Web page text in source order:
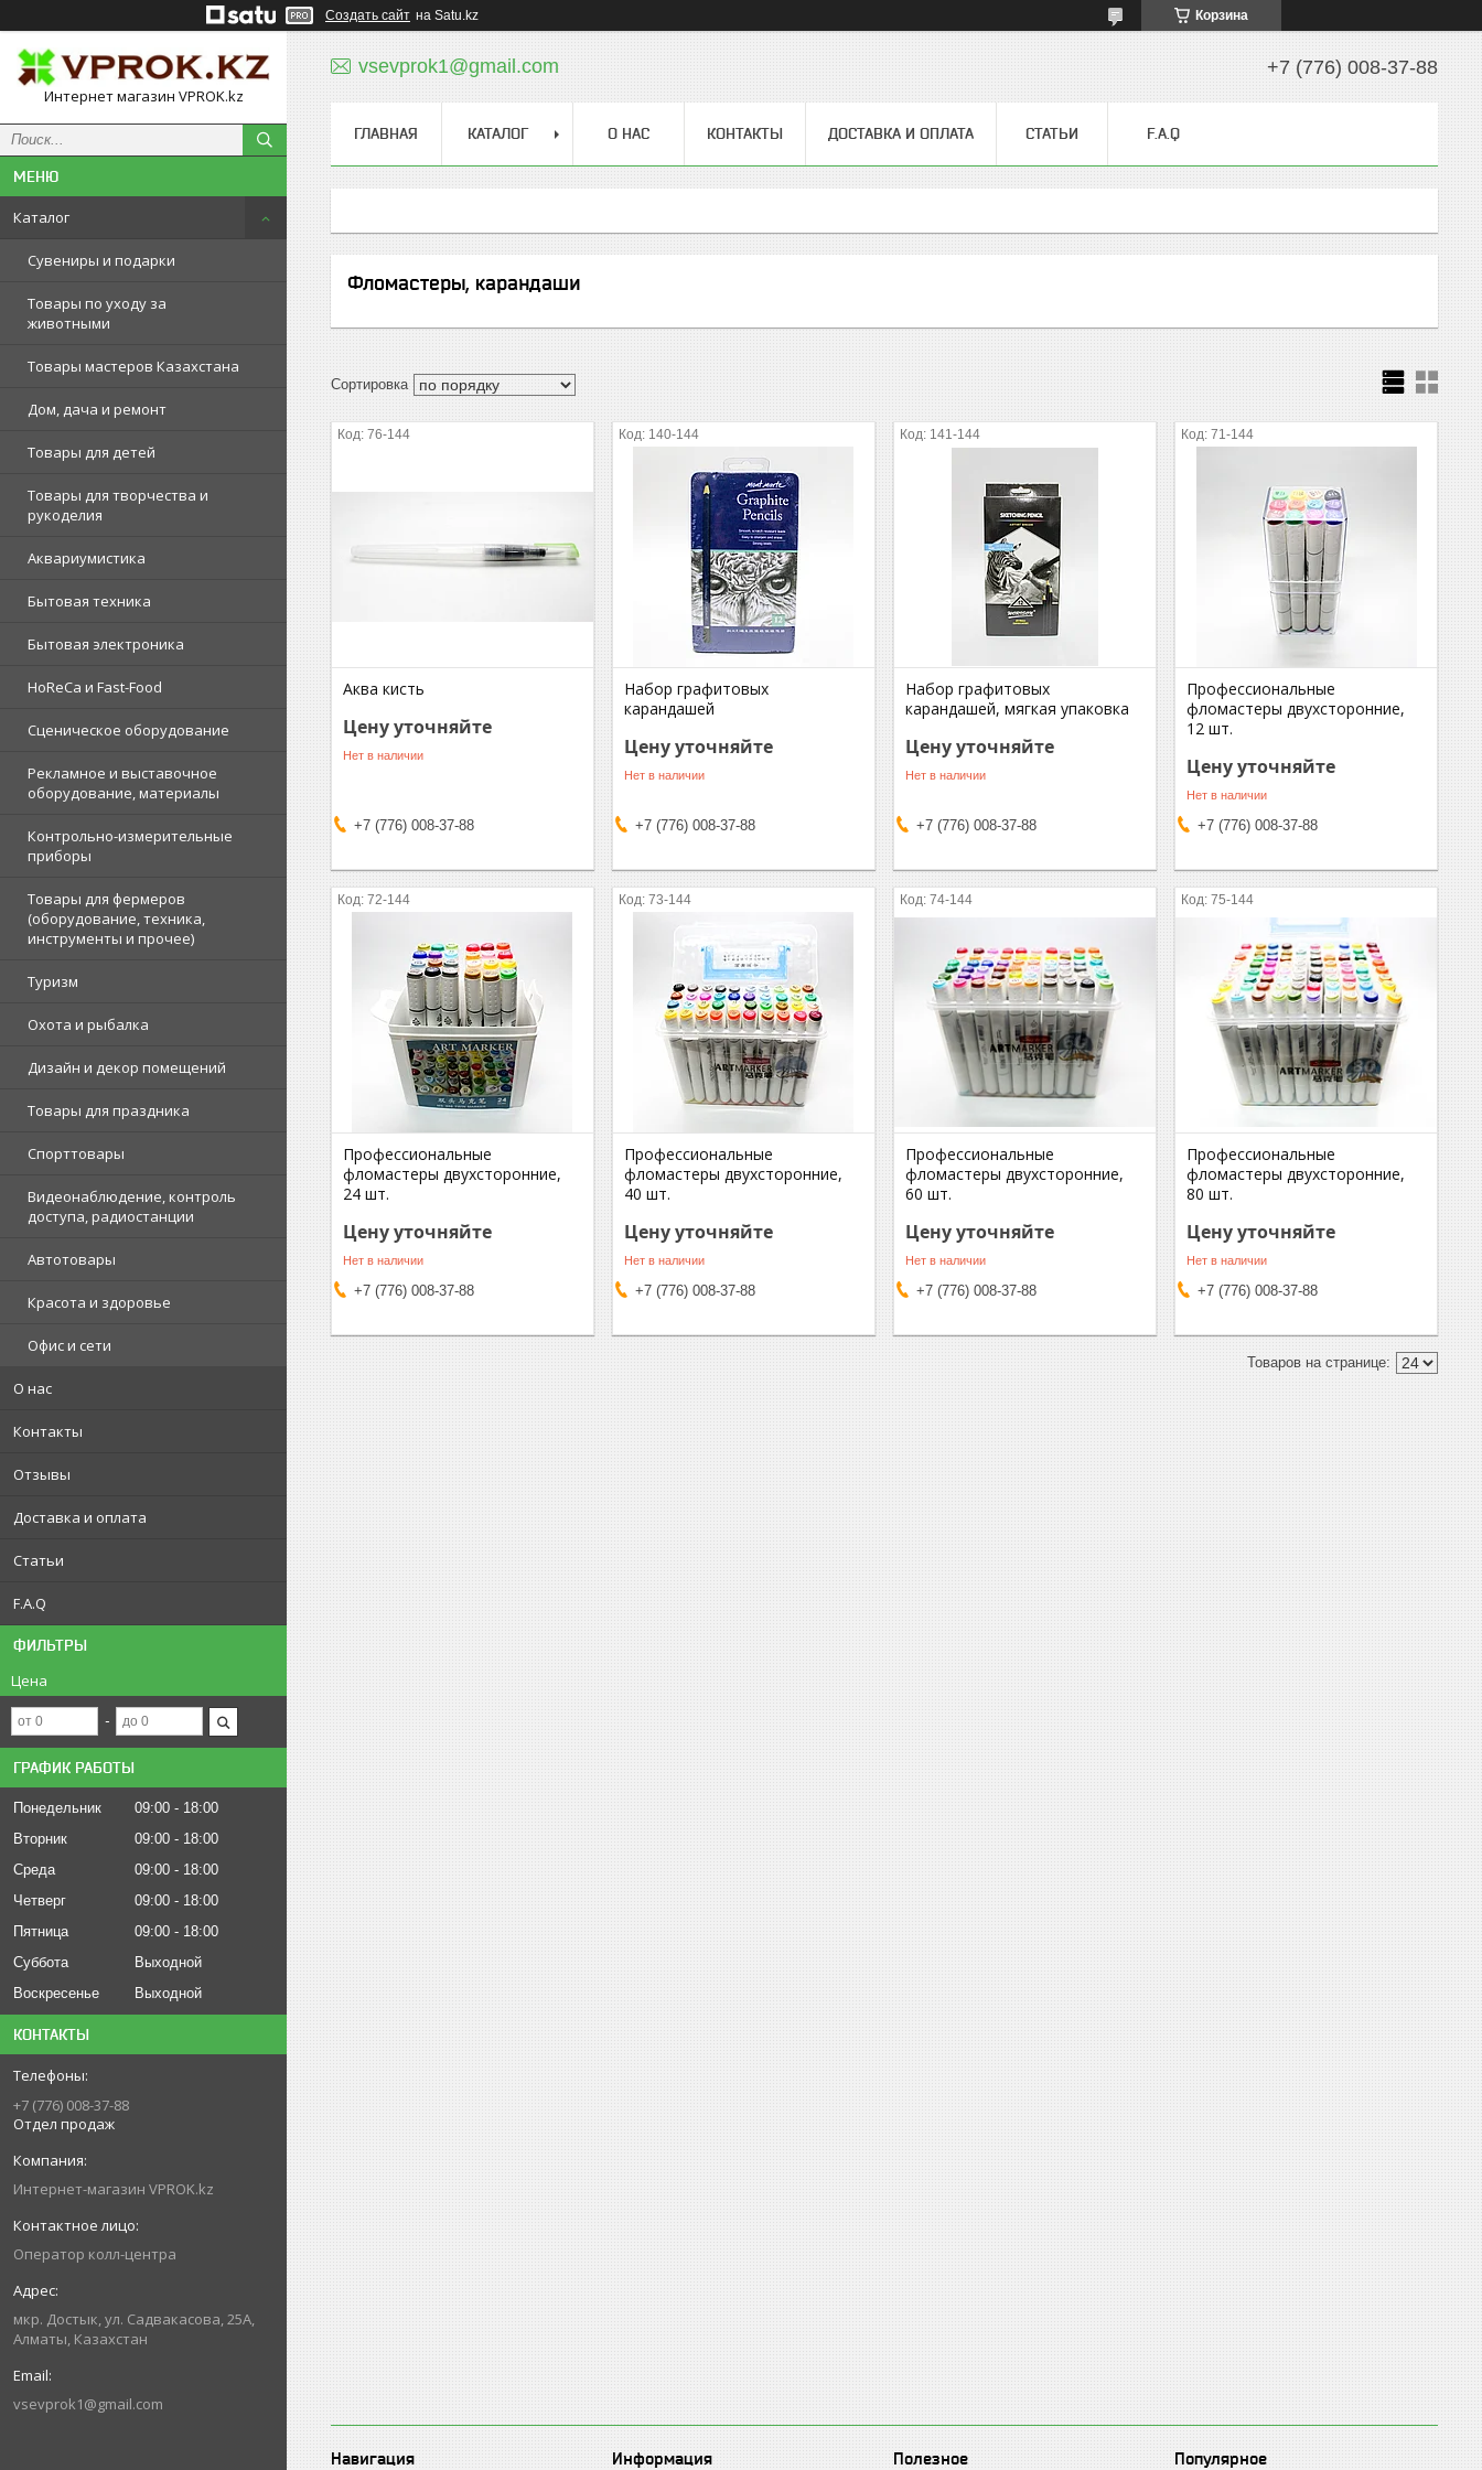
Создать сайт на Satu.kz Корзина
Интернет магазин VPROK.kz
Каталог
Сувениры и подарки
Товары по уходу за
животными
Товары мастеров Казахстана
Дом, дача и ремонт
Товары для детей
Товары для творчества и
рукоделия
Аквариумистика
Бытовая техника
Бытовая электроника
HoReCa и Fast-Food
Сценическое оборудование
Рекламное и выставочное
оборудование, материалы
Контрольно-измерительные
приборы
Товары для фермеров
(оборудование, техника,
инструменты и прочее)
Туризм
Охота и рыбалка
Дизайн и декор помещений
Товары для праздника
Спорттовары
Видеонаблюдение, контроль
доступа, радиостанции
Автотовары
Красота и здоровье
Офис и сети
О нас
Контакты
Отзывы
Доставка и оплата
Статьи
F.A.Q
ФИЛЬТРЫ
Цена
ГРАФИК РАБОТЫ
Понедельник 09:00
18:00
Вторник
09:00
18:00
Среда
09:00
18:00
Четверг
09:00
18:00
Пятница
09:00
18:00
Суббота
Выходной
Воскресенье
Выходной
КОНТАКТЫ
+7 (776) 008-37-88
Отдел продаж
Интернет-магазин VPROK.kz
Оператор колл-центра
мкр. Достык, ул. Садвакасова, 25А,
Алматы, Казахстан
vsevprok1@gmail.com
vsevprok1@gmail.com +7 (776) 008-37-88
ГЛАВНАЯ КАТАЛОГ О НАС КОНТАКТЫ ДОСТАВКА И ОПЛАТА СТАТЬИ F.A.Q
Фломастеры, карандаши
76-144
Аква кисть
Цену уточняйте
Нет в наличии
+7 (776) 008-37-88
140-144
Набор графитовых
карандашей
Цену уточняйте
Нет в наличии
+7 (776) 008-37-88
141-144
Набор графитовых
карандашей, мягкая упаковка
Цену уточняйте
Нет в наличии
+7 (776) 008-37-88
71-144
Профессиональные
фломастеры двухсторонние,
12 шт.
Цену уточняйте
Нет в наличии
+7 (776) 008-37-88
72-144
Профессиональные
фломастеры двухсторонние,
24 шт.
Цену уточняйте
Нет в наличии
+7 (776) 008-37-88
73-144
Профессиональные
фломастеры двухсторонние,
40 шт.
Цену уточняйте
Нет в наличии
+7 (776) 008-37-88
74-144
Профессиональные
фломастеры двухсторонние,
60 шт.
Цену уточняйте
Нет в наличии
+7 (776) 008-37-88
75-144
Профессиональные
фломастеры двухсторонние,
80 шт.
Цену уточняйте
Нет в наличии
+7 (776) 008-37-88
Навигация Информация Полезное Популярное